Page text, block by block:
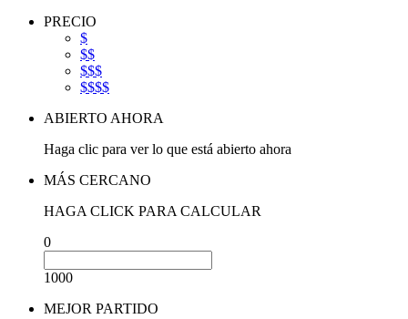
PRECIO
$
$$
$$$
$$$$
ABIERTO AHORA
Haga clic para ver lo que está abierto ahora
MÁS CERCANO
HAGA CLICK PARA CALCULAR
0
1000
MEJOR PARTIDO